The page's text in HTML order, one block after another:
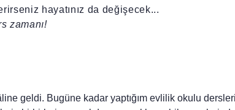
hayatınız da değişecek...
zamanı!
geldi. Bugüne kadar yaptığım evlilik oku­lu